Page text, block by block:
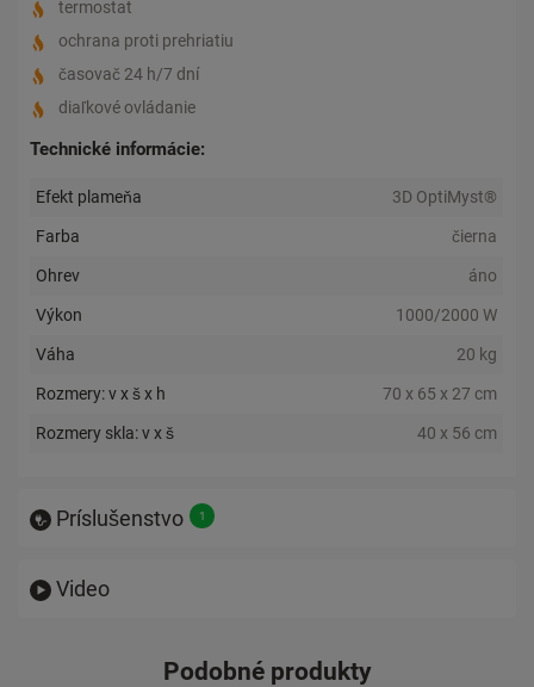
termostat
ochrana proti prehriatiu
časovač 24 h/7 dní
diaľkové ovládanie
Technické informácie:
Efekt plameňa 3D OptiMyst®
Farba čierna
Ohrev áno
Výkon 1000/2000 W
Váha 20 kg
Rozmery: v x š x h 70 x 65 x 27 cm
Rozmery skla: v x š 40 x 56 cm
Príslušenstvo
Video
Podobné produkty